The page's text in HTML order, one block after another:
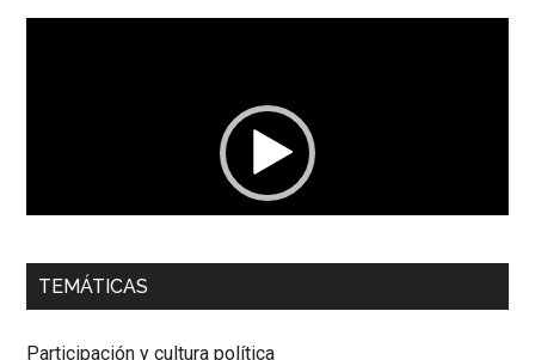
00:00 01:04
Dra. Carolina Corcho Mejía,Presidenta Corporación
TEMÁTICAS
Participación y cultura política